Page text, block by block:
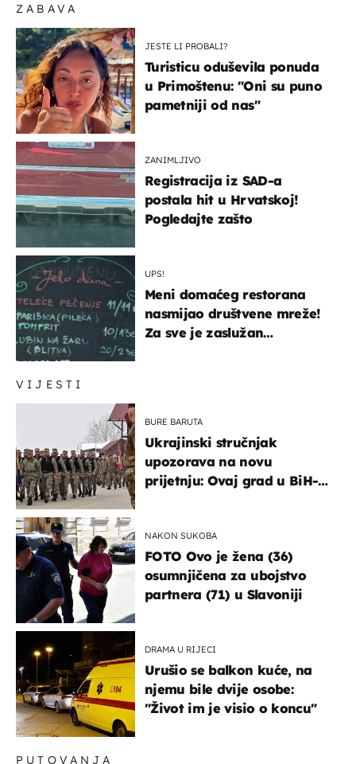
VIJESTI
BURE BARUTA
Ukrajinski stručnjak
upozorava na novu
prijetnju: Ovaj grad u BiH-u
NAKON SUKOBA
FOTO Ovo je žena (36)
osumnjičena za ubojstvo
partnera (71) u Slavoniji
DRAMA U RIJECI
Urušio se balkon kuće, na
njemu bile dvije osobe:
"Život im je visio o koncu"
ZABAVA
JESTE LI PROBALI?
Turisticu oduševila ponuda
u Primoštenu: "Oni su puno
pametniji od nas"
ZANIMLJIVO
Registracija iz SAD-a
postala hit u Hrvatskoj!
Pogledajte zašto
UPS!
Meni domaćeg restorana
nasmijao društvene mreže!
Za sve je zaslužan
PUTOVANJA